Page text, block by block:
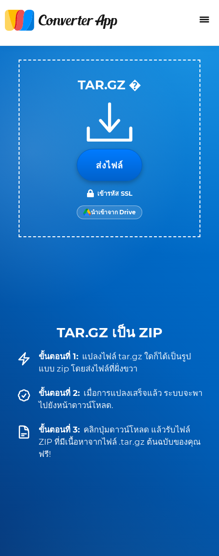
TAR.GZ เป็น ZIP
ขั้นตอนที่ 1: แปลงไฟล์ tar.gz ใดก็ได้เป็นรูป
แบบ zip โดยส่งไฟล์ที่ฝั่งขวา
ขั้นตอนที่ 2: เมื่อการแปลงเสร็จแล้ว ระบบจะพา
ไปยังหน้าดาวน์โหลด.
ขั้นตอนที่ 3: คลิกปุ่มดาวน์โหลด แล้วรับไฟล์
ZIP ที่มีเนื้อหาจากไฟล์ .tar.gz ต้นฉบับของคุณ
ฟรี!
TAR.GZ �
ส่งไฟล์
เข้ารหัส SSL
นำเข้าจาก Drive